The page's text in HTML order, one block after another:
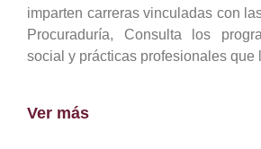
imparten carreras vinculadas con
Procuraduría, Consulta los
social y prácticas profesionales que
Ver más